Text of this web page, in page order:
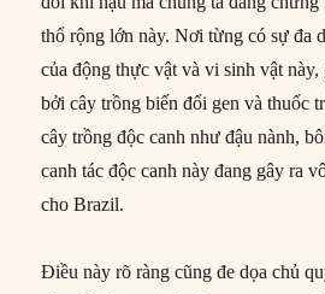
thổ rộng lớn này. Nơi từng có sự đa
của động thực vật và vi sinh vật
bởi cây trồng biến đổi gen và thuốc
cây trồng độc canh như đậu nành,
canh tác độc canh này đang gây ra
cho Brazil.
Điều này rõ ràng cũng đe dọa chủ